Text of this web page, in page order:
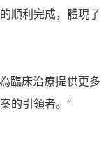
順利完成，體現了
臨床治療提供更多
的引領者。”